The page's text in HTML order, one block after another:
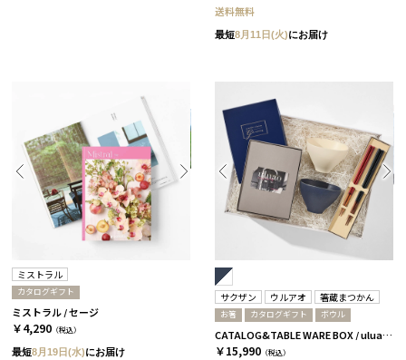
送料無料
最短8月11日(火)にお届け
ミストラル
カタログギフト
ミストラル / セージ
￥4,290 （税込）
最短8月19日(水)にお届け
サクザン ウルアオ 箸蔵まつかん
お箸 カタログギフト ボウル
CATALOG&TABLE WARE BOX / uluao / ネイビー&ホワイト / 全5種 バジーリア
￥15,990 （税込）